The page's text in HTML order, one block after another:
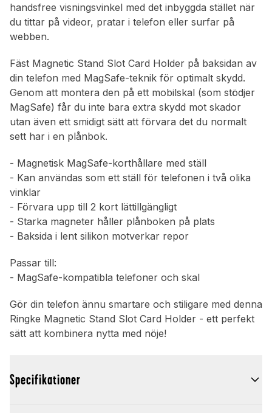
handsfree visningsvinkel med det inbyggda stället när
du tittar på videor, pratar i telefon eller surfar på
webben.
Fäst Magnetic Stand Slot Card Holder på baksidan av
din telefon med MagSafe-teknik för optimalt skydd.
Genom att montera den på ett mobilskal (som stödjer
MagSafe) får du inte bara extra skydd mot skador
utan även ett smidigt sätt att förvara det du normalt
sett har i en plånbok.
- Magnetisk MagSafe-korthållare med ställ
- Kan användas som ett ställ för telefonen i två olika
vinklar
- Förvara upp till 2 kort lättillgängligt
- Starka magneter håller plånboken på plats
- Baksida i lent silikon motverkar repor
Passar till:
- MagSafe-kompatibla telefoner och skal
Gör din telefon ännu smartare och stiligare med denna
Ringke Magnetic Stand Slot Card Holder - ett perfekt
sätt att kombinera nytta med nöje!
Specifikationer